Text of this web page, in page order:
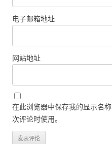
电子邮箱地址
网站地址
在此浏览器中保存我的显示名
次评论时使用。